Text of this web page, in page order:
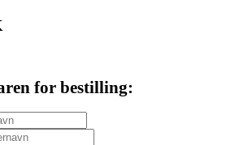
for bestilling: